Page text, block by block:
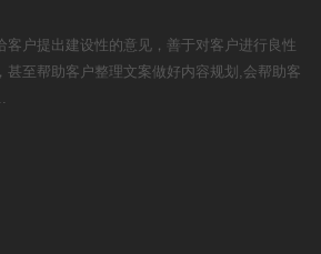
客户提出建设性的意见，善于对客户进行良性
甚至帮助客户整理文案做好内容规划,会帮助客